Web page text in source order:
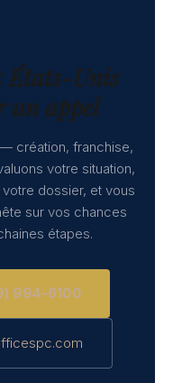
États-Unis
un appel
création, franchise,
votre situation,
dossier, et vous
sur vos chances
étapes.
994-6100